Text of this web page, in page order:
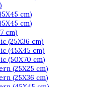
cm)
cm)
cm)
(25X36 cm)
(45X45 cm)
(50X70 cm)
(25X25 cm)
(25X36 cm)